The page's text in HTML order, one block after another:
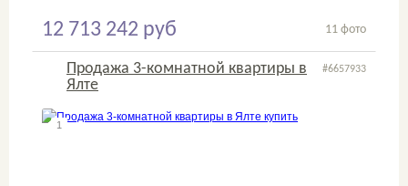
12 713 242 руб 11 фото
#6657933
Продажа 3-комнатной квартиры в
Ялте
1